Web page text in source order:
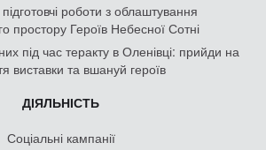
роботи з облаштування
простору Героїв Небесної Сотні
під час теракту в Оленівці: прийди на
виставки та вшануй героїв
ДІЯЛЬНІСТЬ
Соціальні кампанії